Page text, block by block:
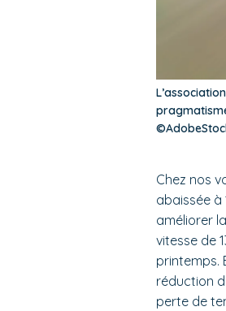
Chez nos
abaissée à
améliorer
vitesse de
printemps.
réduction
perte de